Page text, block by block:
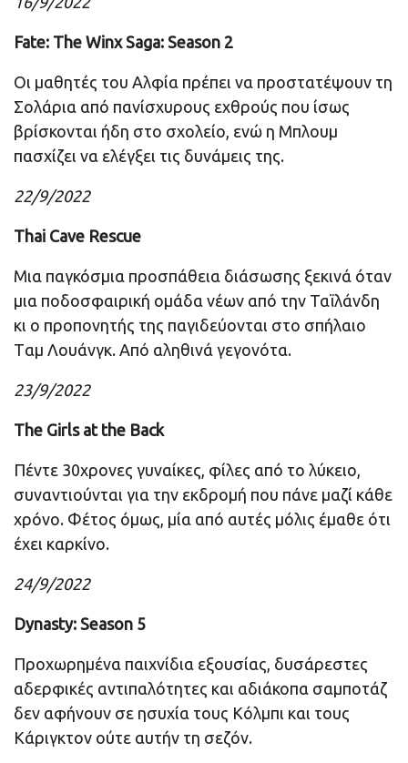
Fate: The Winx Saga: Season 2
Οι μαθητές του Αλφία πρέπει να προστατέψουν τη
Σολάρια από πανίσχυρους εχθρούς που ίσως
βρίσκονται ήδη στο σχολείο, ενώ η Μπλουμ
πασχίζει να ελέγξει τις δυνάμεις της.
22/9/2022
Thai Cave Rescue
Μια παγκόσμια προσπάθεια διάσωσης ξεκινά όταν
μια ποδοσφαιρική ομάδα νέων από την Ταϊλάνδη
κι ο προπονητής της παγιδεύονται στο σπήλαιο
Tαμ Λουάνγκ. Από αληθινά γεγονότα.
23/9/2022
The Girls at the Back
Πέντε 30χρονες γυναίκες, φίλες από το λύκειο,
συναντιούνται για την εκδρομή που πάνε μαζί κάθε
χρόνο. Φέτος όμως, μία από αυτές μόλις έμαθε ότι
έχει καρκίνο.
24/9/2022
Dynasty: Season 5
Προχωρημένα παιχνίδια εξουσίας, δυσάρεστες
αδερφικές αντιπαλότητες και αδιάκοπα σαμποτάζ
δεν αφήνουν σε ησυχία τους Κόλμπι και τους
Κάριγκτον ούτε αυτήν τη σεζόν.